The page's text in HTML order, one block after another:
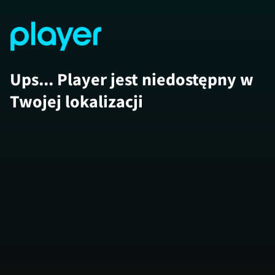
Ups... Player jest niedostępny w
Twojej lokalizacji